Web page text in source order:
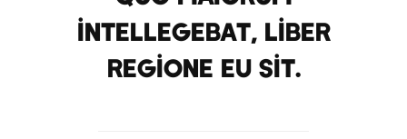
intellegebat, liber
regione eu sit.